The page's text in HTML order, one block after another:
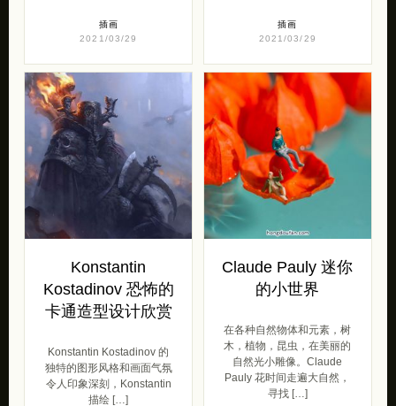
插画
2021/03/29
插画
2021/03/29
Konstantin
Kostadinov 恐怖的
卡通造型设计欣赏
Konstantin Kostadinov 的
独特的图形风格和画面气氛
令人印象深刻，Konstantin
描绘 […]
Claude Pauly 迷你
的小世界
在各种自然物体和元素，树
木，植物，昆虫，在美丽的
自然光小雕像。Claude
Pauly 花时间走遍大自然，
寻找 […]